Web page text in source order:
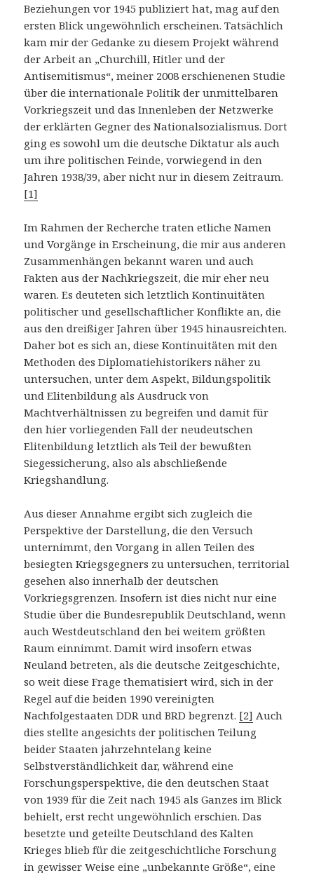
Beziehungen vor 1945 publiziert hat, mag auf den
ersten Blick ungewöhnlich erscheinen. Tatsächlich
kam mir der Gedanke zu diesem Projekt während
der Arbeit an „Churchill, Hitler und der
Antisemitismus“, meiner 2008 erschienenen Studie
über die internationale Politik der unmittelbaren
Vorkriegszeit und das Innenleben der Netzwerke
der erklärten Gegner des Nationalsozialismus. Dort
ging es sowohl um die deutsche Diktatur als auch
um ihre politischen Feinde, vorwiegend in den
Jahren 1938/39, aber nicht nur in diesem Zeitraum.
[1]
Im Rahmen der Recherche traten etliche Namen
und Vorgänge in Erscheinung, die mir aus anderen
Zusammenhängen bekannt waren und auch
Fakten aus der Nachkriegszeit, die mir eher neu
waren. Es deuteten sich letztlich Kontinuitäten
politischer und gesellschaftlicher Konflikte an, die
aus den dreißiger Jahren über 1945 hinausreichten.
Daher bot es sich an, diese Kontinuitäten mit den
Methoden des Diplomatiehistorikers näher zu
untersuchen, unter dem Aspekt, Bildungspolitik
und Elitenbildung als Ausdruck von
Machtverhältnissen zu begreifen und damit für
den hier vorliegenden Fall der neudeutschen
Elitenbildung letztlich als Teil der bewußten
Siegessicherung, also als abschließende
Kriegshandlung.
Aus dieser Annahme ergibt sich zugleich die
Perspektive der Darstellung, die den Versuch
unternimmt, den Vorgang in allen Teilen des
besiegten Kriegsgegners zu untersuchen, territorial
gesehen also innerhalb der deutschen
Vorkriegsgrenzen. Insofern ist dies nicht nur eine
Studie über die Bundesrepublik Deutschland, wenn
auch Westdeutschland den bei weitem größten
Raum einnimmt. Damit wird insofern etwas
Neuland betreten, als die deutsche Zeitgeschichte,
so weit diese Frage thematisiert wird, sich in der
Regel auf die beiden 1990 vereinigten
Nachfolgestaaten DDR und BRD begrenzt. [2] Auch
dies stellte angesichts der politischen Teilung
beider Staaten jahrzehntelang keine
Selbstverständlichkeit dar, während eine
Forschungsperspektive, die den deutschen Staat
von 1939 für die Zeit nach 1945 als Ganzes im Blick
behielt, erst recht ungewöhnlich erschien. Das
besetzte und geteilte Deutschland des Kalten
Krieges blieb für die zeitgeschichtliche Forschung
in gewisser Weise eine „unbekannte Größe“, eine